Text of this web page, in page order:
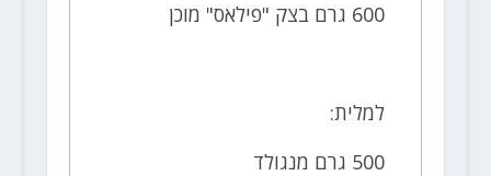
600 גרם בצק "פילאס" מוכן
למלית:
500 גרם מנגולד